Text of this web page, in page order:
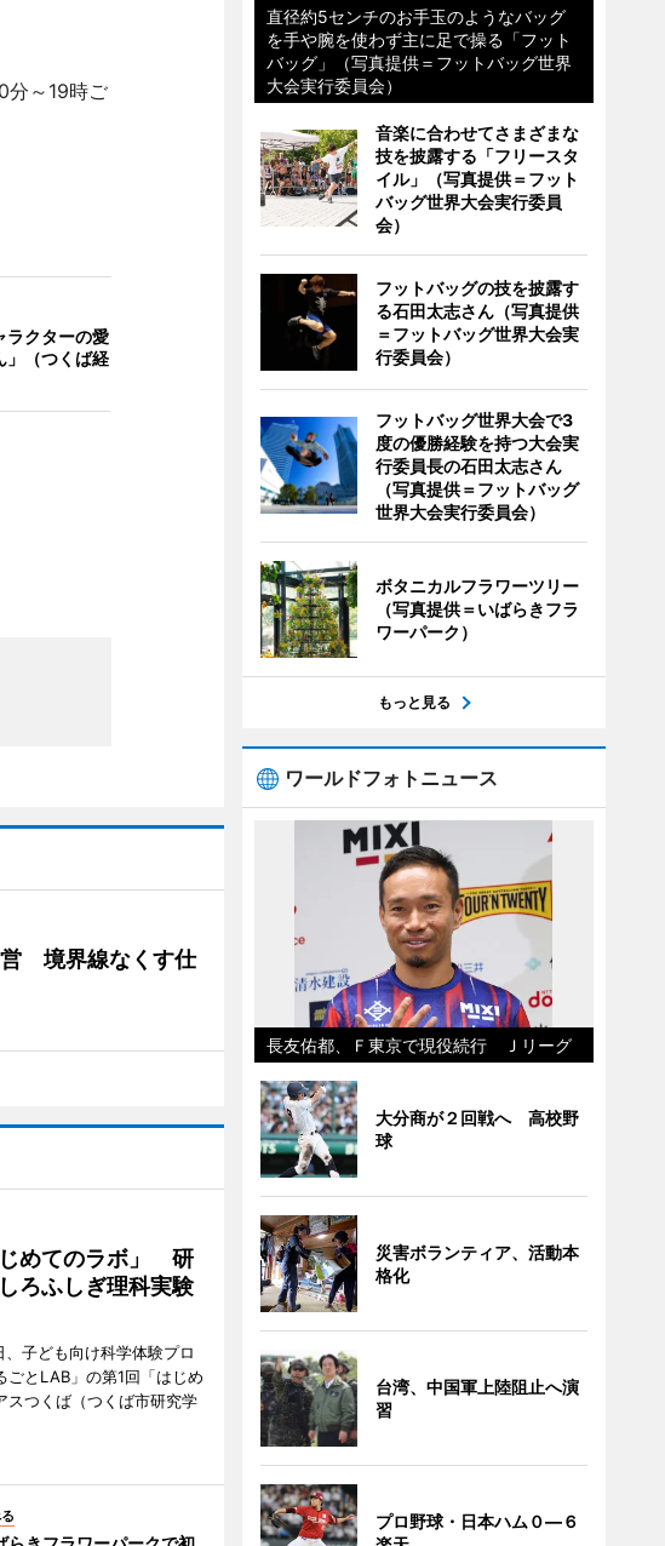
分～19時ご
ラクターの愛
」（つくば経
営 境界線なくす仕
めてのラボ」 研
ろふしぎ理科実験
子ども向け科学体験プロ
ごとLAB」の第1回「はじめ
スつくば（つくば市研究学
直径約5センチのお手玉のようなバッグ
を手や腕を使わず主に足で操る「フット
バッグ」（写真提供＝フットバッグ世界
大会実行委員会）
音楽に合わせてさまざまな
技を披露する「フリースタ
イル」（写真提供＝フット
バッグ世界大会実行委員
会）
フットバッグの技を披露す
る石田太志さん（写真提供
＝フットバッグ世界大会実
行委員会）
フットバッグ世界大会で3
度の優勝経験を持つ大会実
行委員長の石田太志さん
（写真提供＝フットバッグ
世界大会実行委員会）
ボタニカルフラワーツリー
（写真提供＝いばらきフラ
ワーパーク）
もっと見る
ワールドフォトニュース
長友佑都、Ｆ東京で現役続行 Ｊリーグ
大分商が２回戦へ 高校野
球
災害ボランティア、活動本
格化
台湾、中国軍上陸阻止へ演
習
プロ野球・日本ハム０―６